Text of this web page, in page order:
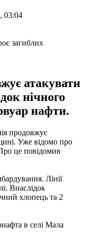
03:04
атакувати
нічного
нафти.
продовжує
Уже відомо про
це повідомив
Лінії
Внаслідок
хлопець та 2
в селі Мала